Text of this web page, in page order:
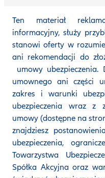
Ten materiał
informacyjny, służy
stanowi oferty w
ani rekomendacji do
umowy
umownego ani części
zakres i warunki
ubezpieczenia wraz z
umowy (dostępne na
znajdziesz
ubezpieczenia,
Towarzystwa
Spółka Akcyjna oraz